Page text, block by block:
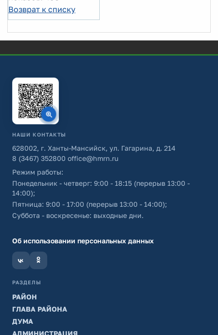
Возврат к списку
НАШИ КОНТАКТЫ
628002, г. Ханты-Мансийск, ул. Гагарина, д. 214
8 (3467) 352800 office@hmrn.ru
Режим работы:
Понедельник - четверг: 9:00 - 18:15 (перерыв 13:00 -
14:00);
Пятница: 9:00 - 17:00 (перерыв 13:00 - 14:00);
Суббота - воскресенье: выходные дни.
Об использовании персональных данных
РАЗДЕЛЫ
РАЙОН
ГЛАВА РАЙОНА
ДУМА
АДМИНИСТРАЦИЯ